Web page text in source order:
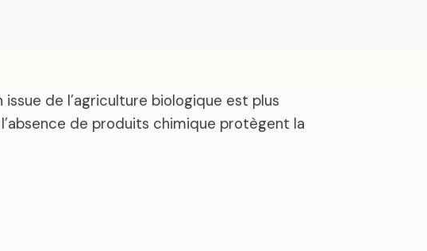
de l’agriculture biologique est plus
de produits chimique protègent la